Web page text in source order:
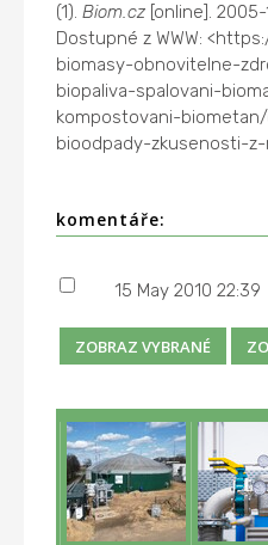
(1).Biom.cz [online].
Dostupné z WWW:
biomasy-obnovitelne-
biopaliva-spalovani-
kompostovani-
bioodpady-zkusenosti-z-
komentáře:
15 May 2010 22:39